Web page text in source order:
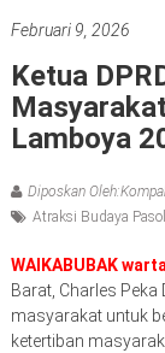
Februari 9, 2026
Ketua
Lamboya
Diposkan
Atraksi Budaya
WAIKABUBAK
Barat, Charles Peka
masyarakat untuk
ketertiban